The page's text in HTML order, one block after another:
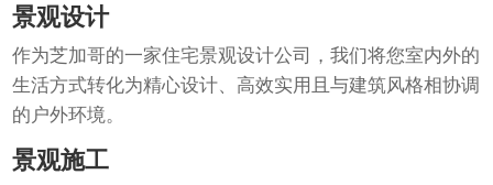
景观设计
作为芝加哥的一家住宅景观设计公司，我们将您室内外的
生活方式转化为精心设计、高效实用且与建筑风格相协调
的户外环境。
景观施工